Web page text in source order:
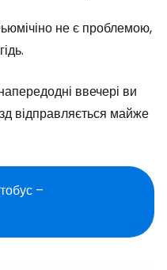
не є проблемою,
ввечері ви
відправляється майже
–